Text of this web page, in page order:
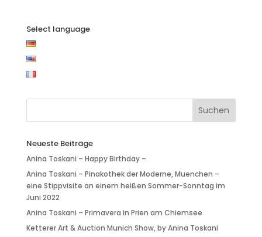
Select language
Neueste Beiträge
Anina Toskani – Happy Birthday –
Anina Toskani – Pinakothek der Moderne, Muenchen –
eine Stippvisite an einem heißen Sommer-Sonntag im
Juni 2022
Anina Toskani – Primavera in Prien am Chiemsee
Ketterer Art & Auction Munich Show, by Anina Toskani